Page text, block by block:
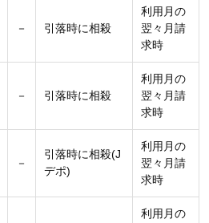
－ 引落時に相殺
利用月の
翌々月請
求時
－ 引落時に相殺
利用月の
翌々月請
求時
－
引落時に相殺(J
デポ)
利用月の
翌々月請
求時
利用月の